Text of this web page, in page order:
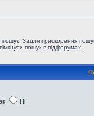
Задля прискорення
пошук в підфорумах.
Ні